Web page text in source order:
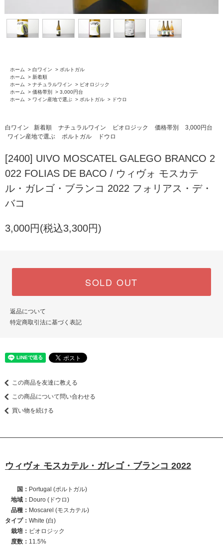
ホーム > 白ワイン > ポルトガル
ホーム
> 新着順
ホーム
> ナチュラルワイン > ビオロジック
ホーム
> 価格帯別 > 3,000円台
ホーム
> ワイン産地で選ぶ > ポルトガル > ドウロ
白ワイン 新着順 ナチュラルワイン ビオロジック 価格帯別
3,000円台
ワイン産地で選ぶ
ポルトガル ドウロ
[2400] UIVO MOSCATEL GALEGO BRANCO 2
022 FOLIAS DE BACO / ウィヴォ モスカテ
ル・ガレゴ・ブランコ 2022 フォリアス・デ・
バコ
3,000円(税込3,300円)
SOLD OUT
返品について
特定商取引法に基づく表記
この商品を友達に教える
この商品について問い合わせる
買い物を続ける
ウィヴォ モスカテル・ガレゴ・ブランコ 2022
国： Portugal (ポルトガル)
地域： Douro (ドウロ)
品種： Moscarel (モスカテル)
タイプ： White (白)
栽培： ビオロジック
度数： 11.5%